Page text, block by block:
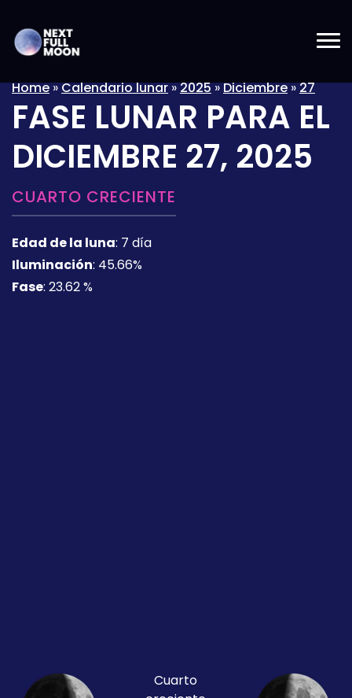
Home»Calendario lunar»2025»Diciembre»27
FASE LUNAR PARA EL
DICIEMBRE 27, 2025
CUARTO CRECIENTE
Edad de la luna: 7 día
Iluminación: 45.66%
Fase: 23.62 %
Cuarto